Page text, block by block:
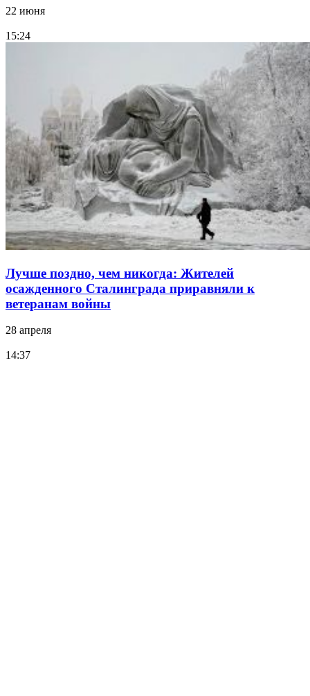
22 июня
15:24
Лучше поздно, чем никогда: Жителей
осажденного Сталинграда приравняли к
ветеранам войны
28 апреля
14:37